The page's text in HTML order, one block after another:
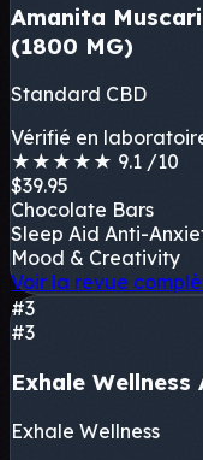
Amanita
(1800 MG)
Standard CBD
Vérifié en
★ ★ ★ ★ ★ 9.1 /10
$39.95
Chocolate Bars
Sleep Aid Anti-
Mood & Creativity
Voir la revue
#3
#3
Exhale
Exhale Wellness